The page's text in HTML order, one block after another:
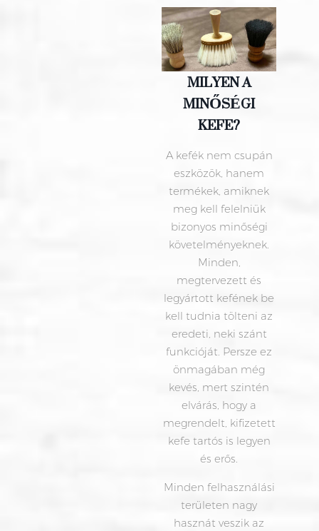
MILYEN A
MINŐSÉGI
KEFE?
A kefék nem csupán
eszközök, hanem
termékek, amiknek
meg kell felelniük
bizonyos minőségi
követelményeknek.
Minden,
megtervezett és
legyártott kefének be
kell tudnia tölteni az
eredeti, neki szánt
funkcióját. Persze ez
önmagában még
kevés, mert szintén
elvárás, hogy a
megrendelt, kifizetett
kefe tartós is legyen
és erős.
Minden felhasználási
területen nagy
hasznát veszik az